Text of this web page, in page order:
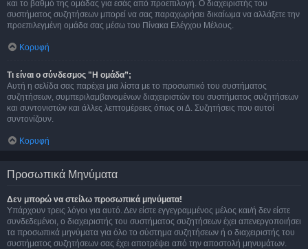
και το βαθμό της ομάδας για εσάς από προεπιλογή. Ο διαχειριστής του
συστήματος συζητήσεων μπορεί να σας παραχωρήσει δικαίωμα να αλλάξετε την
προεπιλεγμένη ομάδα σας μέσω του Πίνακα Ελέγχου Μέλους.
Κορυφή
Τι είναι ο σύνδεσμος "Η ομάδα”;
Αυτή η σελίδα σας παρέχει μια λίστα με το προσωπικό του συστήματος
συζητήσεων, συμπεριλαμβανομένων διαχειριστών του συστήματος συζητήσεων
και συντονιστών και άλλες λεπτομέρειες όπως οι Δ. Συζητήσεις που αυτοί
συντονίζουν.
Κορυφή
Προσωπικά Μηνύματα
Δεν μπορώ να στείλω προσωπικά μηνύματα!
Υπάρχουν τρεις λόγοι για αυτό. Δεν είστε εγγεγραμμένος μέλος και/ή δεν είστε
συνδεδεμένοι, ο διαχειριστής του συστήματος συζητήσεων έχει απενεργοποιήσει
τα προσωπικά μηνύματα για όλο το σύστημα συζητήσεων ή ο διαχειριστής του
συστήματος συζητήσεων σας έχει αποτρέψει από την αποστολή μηνυμάτων.